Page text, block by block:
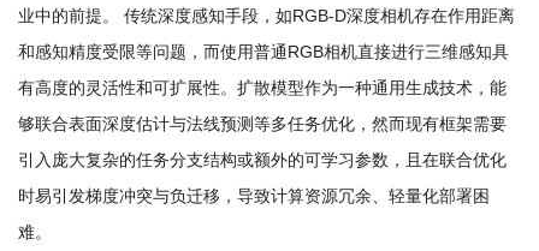
科
学
研
究
成
业中的前提。 传统深度感知手段，如RGB-D深度相机存在作用距离
和感知精度受限等问题，而使用普通RGB相机直接进行三维感知具
有高度的灵活性和可扩展性。扩散模型作为一种通用生成技术，能
够联合表面深度估计与法线预测等多任务优化，然而现有框架需要
引入庞大复杂的任务分支结构或额外的可学习参数，且在联合优化
时易引发梯度冲突与负迁移，导致计算资源冗余、轻量化部署困
难。